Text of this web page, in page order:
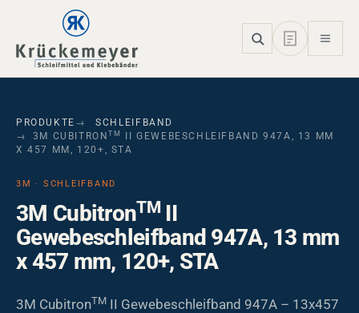
Skip to main navigation
Skip to main content
Skip to page footer
PRODUKTE
SCHLEIFBAND
3M CUBITRON TM
II GEWEBESCHLEIFBAND 947A, 13 MM
X 457 MM, 120+, STA
3M · SCHLEIFBAND
3M CubitronTMII
Gewebeschleifband 947A, 13 mm
x 457 mm, 120+, STA
3M CubitronTM II Gewebeschleifband 947A – 13x457